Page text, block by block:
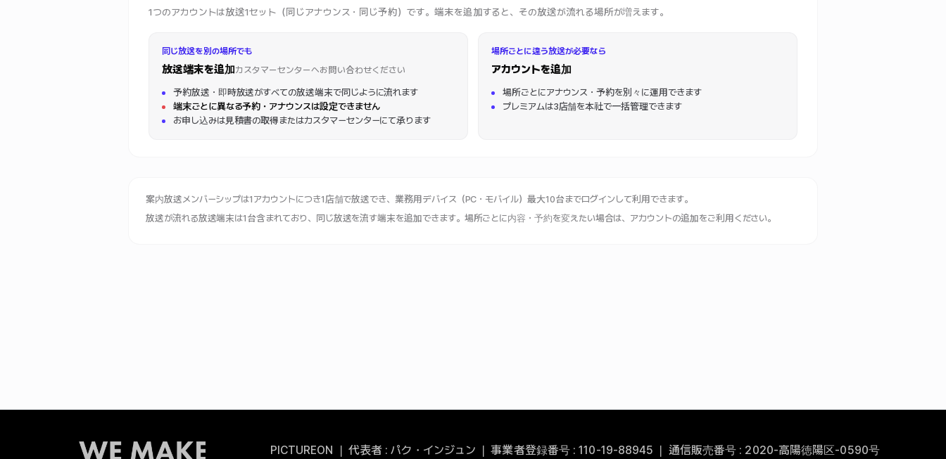
1つのアカウントは放送1セット（同じアナウンス・同じ予約）です。端末を追加すると、その放送が流れる場所が増えます。
同じ放送を別の場所でも
放送端末を追加カスタマーセンターへお問い合わせください
予約放送・即時放送がすべての放送端末で同じように流れます
端末ごとに異なる予約・アナウンスは設定できません
お申し込みは見積書の取得またはカスタマーセンターにて承ります
場所ごとに違う放送が必要なら
アカウントを追加
場所ごとにアナウンス・予約を別々に運用できます
プレミアムは3店舗を本社で一括管理できます
案内放送メンバーシップは1アカウントにつき1店舗で放送でき、業務用デバイス（PC・モバイル）最大10台までログインして利用できます。
放送が流れる放送端末は1台含まれており、同じ放送を流す端末を追加できます。場所ごとに内容・予約を変えたい場合は、アカウントの追加をご利用ください。
PICTUREON ❘ 代表者 : パク・インジュン ❘ 事業者登録番号 : 110-19-88945 ❘ 通信販売番号 : 2020-高陽徳陽区-0590号